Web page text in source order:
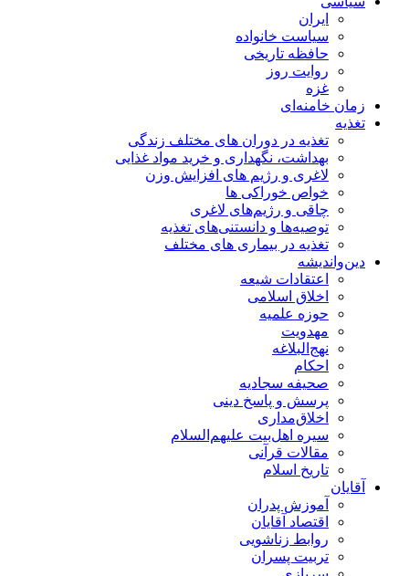
ایران
سیاست خانواده
حافظه تاریخی
روایت روز
غزه
زمان خامنه‌ای
تغذیه
تغذیه در دوران های مختلف زندگی
بهداشت، نگهداری و خرید مواد غذایی
لاغری و رژیم های افزایش وزن
خواص خوراكی ها
چاقی و رژیم‌های لاغری
توصیه‌ها و دانستنی‌های تغذیه
تغذیه در بیماری های مختلف
دین‌واندیشه
اعتقادات شیعه
اخلاق اسلامی
حوزه علمیه
مهدویت
نهج‌البلاغه
احکام
صحیفه سجادیه
پرسش و پاسخ دینی
اخلاق‌مداری
سیره اهل‌بیت علیهم‌السلام
مقالات قرآنی
تاریخ اسلام
آقایان
آموزش پدران
اقتصاد آقایان
روابط زناشویی
تربیت پسران